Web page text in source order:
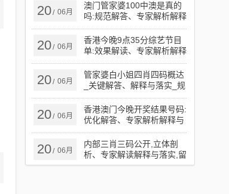
20/ 06月
澳门管家婆100中澳是真的
吗:规范解答、专家解析解释
与落实,警惕虚假的假广告云
20/ 06月
香港今晚9点35分综艺节目
单:效果解读、专家解析解释
与落实,留心误导的假推广雨
20/ 06月
管家婆白小姐四肖四码概达
_关键解答、解释与落实_规
避不实鼓吹
20/ 06月
香港澳门今晚开奖结果号码:
优化解答、专家解析解释与
落实​,规避误导的假包装纸
20/ 06月
内部三肖三码公开,立体剖
析、专家解读解释与落实,留
心误导的假广告梦